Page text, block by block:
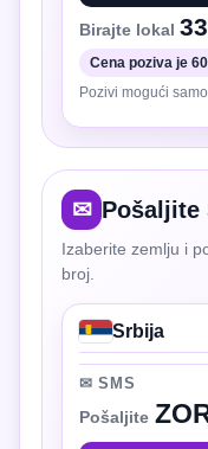
Birajte lokal 33
Cena poziva je
Pozivi mogući
✉ Pošaljite
Izaberite zemlju i
broj.
Srbija
✉ SMS
Pošaljite